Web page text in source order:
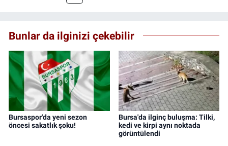
Genç Gazete'de okurlarımıza haber
Bunlar da ilginizi çekebilir
Bursaspor'da yeni sezon
öncesi sakatlık şoku!
Bursa'da ilginç buluşma: Tilki,
kedi ve kirpi aynı noktada
görüntülendi